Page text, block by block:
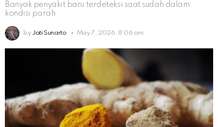
Banyak penyakit baru terdeteksi saat sudah dalam
kondisi parah
by Jati Sunarto May 7, 2026, 8:06 am